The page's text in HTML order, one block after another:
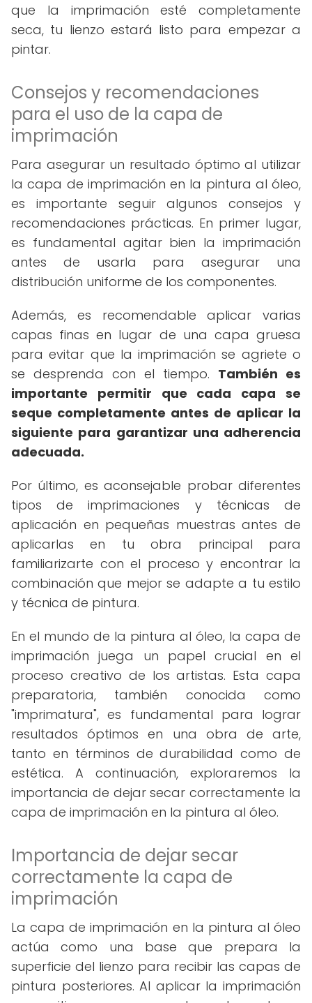
que la imprimación esté completamente
seca, tu lienzo estará listo para empezar a
pintar.
Consejos y recomendaciones
para el uso de la capa de
imprimación
Para asegurar un resultado óptimo al utilizar
la capa de imprimación en la pintura al óleo,
es importante seguir algunos consejos y
recomendaciones prácticas. En primer lugar,
es fundamental agitar bien la imprimación
antes de usarla para asegurar una
distribución uniforme de los componentes.
Además, es recomendable aplicar varias
capas finas en lugar de una capa gruesa
para evitar que la imprimación se agriete o
se desprenda con el tiempo. También es
importante permitir que cada capa se
seque completamente antes de aplicar la
siguiente para garantizar una adherencia
adecuada.
Por último, es aconsejable probar diferentes
tipos de imprimaciones y técnicas de
aplicación en pequeñas muestras antes de
aplicarlas en tu obra principal para
familiarizarte con el proceso y encontrar la
combinación que mejor se adapte a tu estilo
y técnica de pintura.
En el mundo de la pintura al óleo, la capa de
imprimación juega un papel crucial en el
proceso creativo de los artistas. Esta capa
preparatoria, también conocida como
"imprimatura", es fundamental para lograr
resultados óptimos en una obra de arte,
tanto en términos de durabilidad como de
estética. A continuación, exploraremos la
importancia de dejar secar correctamente la
capa de imprimación en la pintura al óleo.
Importancia de dejar secar
correctamente la capa de
imprimación
La capa de imprimación en la pintura al óleo
actúa como una base que prepara la
superficie del lienzo para recibir las capas de
pintura posteriores. Al aplicar la imprimación